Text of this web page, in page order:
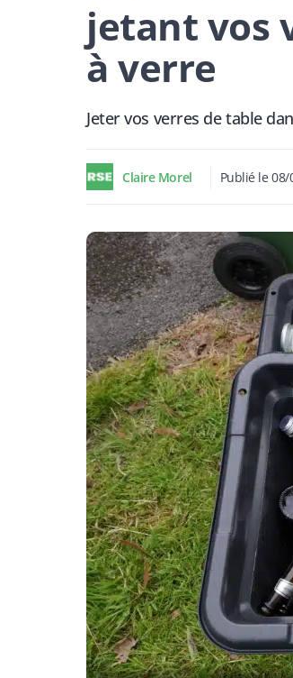
jetant vos
à verre
Jeter vos verres de table
Claire Morel Publié le08/